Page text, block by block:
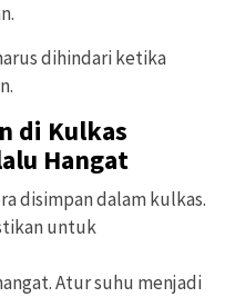
dihindari ketika
di Kulkas
Hangat
disimpan dalam kulkas.
untuk
Atur suhu menjadi